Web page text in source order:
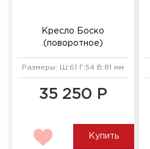
Кресло Боско
(поворотное)
Размеры: Ш:61 Г:54 В:81 мм
35 250 Р
Купить